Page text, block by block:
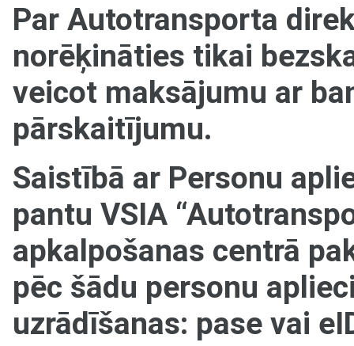
Par Autotransporta
norēķināties tikai
veicot maksājumu ar
pārskaitījumu.
Saistībā ar Personu
pantu VSIA
apkalpošanas centrā
pēc šādu personu
uzrādīšanas: pase vai